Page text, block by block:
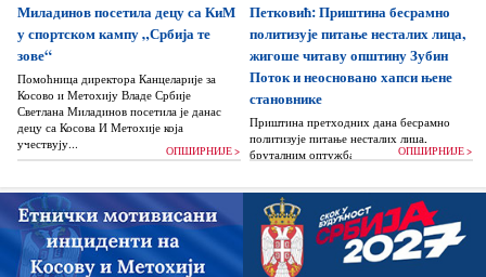
Миладинов посетила децу са КиМ
у спортском кампу „Србија те
зове“
Помоћница директора Канцеларије за
Косово и Метохију Владе Србије
Светлана Миладинов посетила је данас
децу са Косова И Метохије која
учествују...
ОПШИРНИЈЕ >
Петковић: Приштина бесрамно
политизује питање несталих лица,
жигоше читаву општину Зубин
Поток и неосновано хапси њене
становнике
Приштина претходних дана бесрамно
политизује питање несталих лица,
бруталним оптужбама на рачун Београда
жигоше...
ОПШИРНИЈЕ >